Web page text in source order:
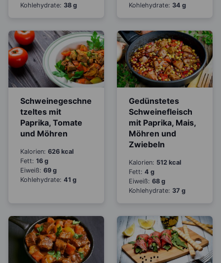
Kohlehydrate: 38 g
Kohlehydrate: 34 g
Schweinegeschne
tzeltes mit
Paprika, Tomate
und Möhren
Kalorien: 626 kcal
Fett: 16 g
Eiweiß: 69 g
Kohlehydrate: 41 g
Gedünstetes
Schweinefleisch
mit Paprika, Mais,
Möhren und
Zwiebeln
Kalorien: 512 kcal
Fett: 4 g
Eiweiß: 68 g
Kohlehydrate: 37 g